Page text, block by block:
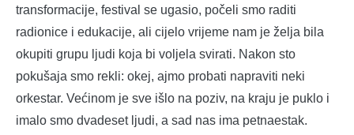
transformacije, festival se ugasio, počeli smo raditi
radionice i edukacije, ali cijelo vrijeme nam je želja bila
okupiti grupu ljudi koja bi voljela svirati. Nakon sto
pokušaja smo rekli: okej, ajmo probati napraviti neki
orkestar. Većinom je sve išlo na poziv, na kraju je puklo i
imalo smo dvadeset ljudi, a sad nas ima petnaestak.